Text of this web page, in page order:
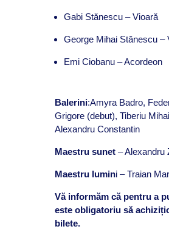
Gabi Stănescu – Vioară
George Mihai Stănescu –
Emi Ciobanu – Acordeon
Balerini:Amyra Badro,
Grigore (debut), Tiberiu
Alexandru Constantin
Maestru sunet– Alexandru
Maestru lumini – Traian
Vă informăm că pentru a
este obligatoriu să
bilete.